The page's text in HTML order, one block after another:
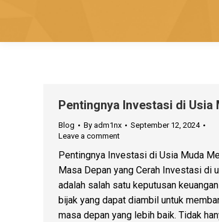
Pentingnya Investasi di Usia
Blog By adm1nx
September 12, 2024
Leave a comment
Pentingnya Investasi di Usia Muda
Masa Depan yang Cerah Investasi di
adalah salah satu keputusan
bijak yang dapat diambil untuk
masa depan yang lebih baik. Tidak